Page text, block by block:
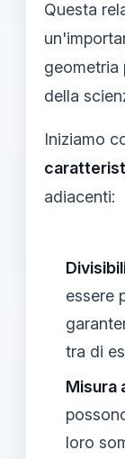
Questa
geometria
della
Iniziamo
adiacenti:
essere
tra di
Misura
loro